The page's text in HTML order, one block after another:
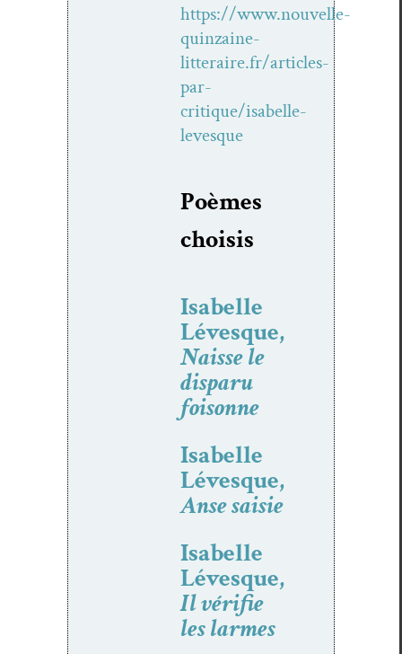
https://www.nouvelle-
quinzaine-
litteraire.fr/articles-
par-
critique/isabelle-
levesque
Poèmes
choi­sis
Isabelle
Lévesque,
Naisse le
disparu
foisonne
Isabelle
Lévesque,
Anse saisie
Isabelle
Lévesque,
Il vérifie
les larmes